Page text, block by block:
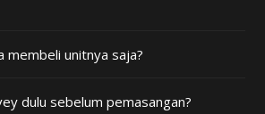
membeli unitnya saja?
dulu sebelum pemasangan?